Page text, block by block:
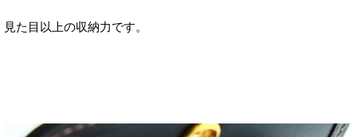
見た目以上の収納力です。